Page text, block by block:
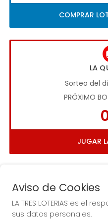
COMPRAR
LA
Sorteo del
PRÓXIMO
JUGAR
Aviso de Cookies
LA TRES LOTERIAS es el
sus datos personales.